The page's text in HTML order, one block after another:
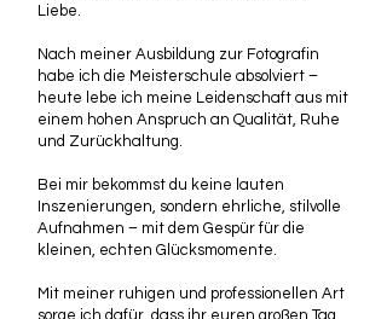
Liebe.
Nach meiner Ausbildung zur Fotografin
habe ich die Meisterschule absolviert –
heute lebe ich meine Leidenschaft aus mit
einem hohen Anspruch an Qualität, Ruhe
und Zurückhaltung.
Bei mir bekommst du keine lauten
Inszenierungen, sondern ehrliche, stilvolle
Aufnahmen – mit dem Gespür für die
kleinen, echten Glücksmomente.
Mit meiner ruhigen und professionellen Art
sorge ich dafür, dass ihr euren großen Tag